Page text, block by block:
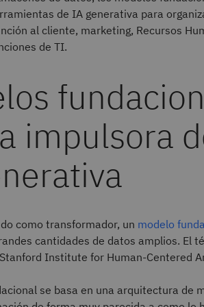
de IA generativa para
al cliente, marketing, Recursos
de TI.
impulsora
como transformador, un modelo
cantidades de datos amplios. El
Institute for Human-Centered
se basa en una arquitectura de